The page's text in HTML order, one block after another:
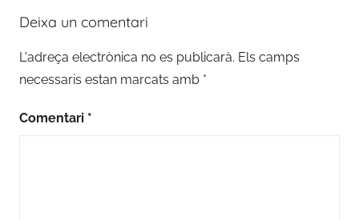
Deixa un comentari
L'adreça electrònica no es publicarà. Els camps
necessaris estan marcats amb *
Comentari *